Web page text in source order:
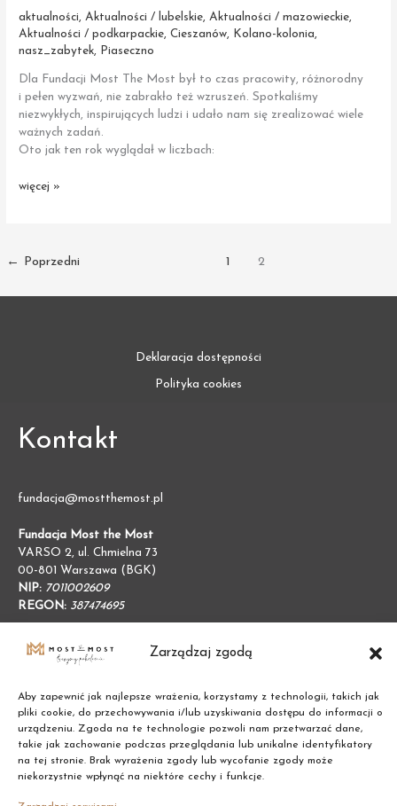
Zarządzaj zgodą
Aby zapewnić jak najlepsze wrażenia, korzystamy z technologii, takich jak
pliki cookie, do przechowywania i/lub uzyskiwania dostępu do informacji o
urządzeniu. Zgoda na te technologie pozwoli nam przetwarzać dane,
takie jak zachowanie podczas przeglądania lub unikalne identyfikatory
na tej stronie. Brak wyrażenia zgody lub wycofanie zgody może
niekorzystnie wpłynąć na niektóre cechy i funkcje.
aktualności Aktualności / lubelskie Aktualności / mazowieckie
Aktualności / podkarpackie ,Cieszanów Kolano-kolonia
nasz_zabytek
Piaseczno
Dla Fundacji Most The Most był to czas pracowity, różnorodny
i pełen wyzwań, nie zabrakło też wzruszeń. Spotkaliśmy
niezwykłych, inspirujących ludzi i udało nam się zrealizować wiele
ważnych zadań.
Oto jak ten rok wyglądał w liczbach:
„Dom
Łubieńskich
więcej »
← Poprzedni 1 2
Deklaracja dostępności
Polityka cookies
Kontakt
fundacja@mostthemost.pl
Fundacja Most the Most
VARSO 2, ul. Chmielna 73
00-801 Warszawa (BGK)
NIP: 7011002609
REGON: 387474695